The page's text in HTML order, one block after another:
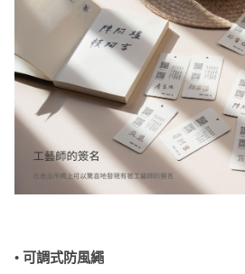
• 可調式防風繩